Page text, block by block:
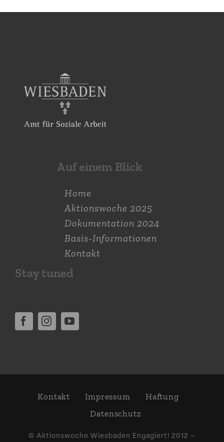
Auf einem Blick
Home
Aktions­woche 2025
Dokumen­tation 2024
Basis-Informationen
Kontakt
Stay tuned
Kontakt Impressum
Haftung
Daten­schutz
© Aktions­woche Wiesbaden Engagiert! 2012 –